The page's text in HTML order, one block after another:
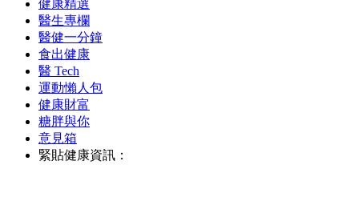
健康精選
醫生專欄
醫健一分鐘
食出健康
醫 Tech
運動懶人包
健康財富
糖胖與你
意見箱
緊貼健康資訊：